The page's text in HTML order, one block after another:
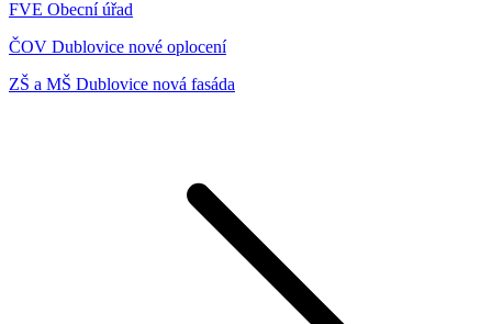
FVE Obecní úřad
ČOV Dublovice nové oplocení
ZŠ a MŠ Dublovice nová fasáda